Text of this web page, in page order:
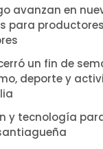
avanzan en
para
un fin de
deporte y
y tecnología